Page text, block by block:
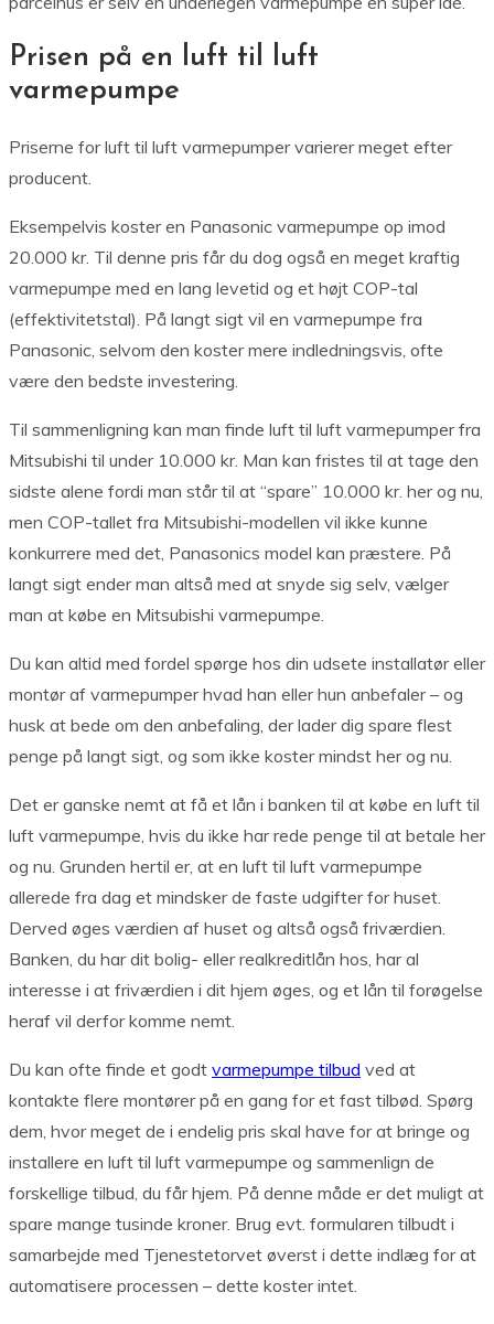
Prisen på en luft til luft
varmepumpe
Priserne for luft til luft varmepumper varierer meget efter
producent.
Eksempelvis koster en Panasonic varmepumpe op imod
20.000 kr. Til denne pris får du dog også en meget kraftig
varmepumpe med en lang levetid og et højt COP-tal
(effektivitetstal). På langt sigt vil en varmepumpe fra
Panasonic, selvom den koster mere indledningsvis, ofte
være den bedste investering.
Til sammenligning kan man finde luft til luft varmepumper fra
Mitsubishi til under 10.000 kr. Man kan fristes til at tage den
sidste alene fordi man står til at “spare” 10.000 kr. her og nu,
men COP-tallet fra Mitsubishi-modellen vil ikke kunne
konkurrere med det, Panasonics model kan præstere. På
langt sigt ender man altså med at snyde sig selv, vælger
man at købe en Mitsubishi varmepumpe.
Du kan altid med fordel spørge hos din udsete installatør eller
montør af varmepumper hvad han eller hun anbefaler – og
husk at bede om den anbefaling, der lader dig spare flest
penge på langt sigt, og som ikke koster mindst her og nu.
Det er ganske nemt at få et lån i banken til at købe en luft til
luft varmepumpe, hvis du ikke har rede penge til at betale her
og nu. Grunden hertil er, at en luft til luft varmepumpe
allerede fra dag et mindsker de faste udgifter for huset.
Derved øges værdien af huset og altså også friværdien.
Banken, du har dit bolig- eller realkreditlån hos, har al
interesse i at friværdien i dit hjem øges, og et lån til forøgelse
heraf vil derfor komme nemt.
Du kan ofte finde et godt varmepumpe tilbud ved at
kontakte flere montører på en gang for et fast tilbød. Spørg
dem, hvor meget de i endelig pris skal have for at bringe og
installere en luft til luft varmepumpe og sammenlign de
forskellige tilbud, du får hjem. På denne måde er det muligt at
spare mange tusinde kroner. Brug evt. formularen tilbudt i
samarbejde med Tjenestetorvet øverst i dette indlæg for at
automatisere processen – dette koster intet.